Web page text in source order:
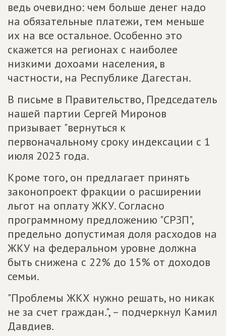
ведь очевидно: чем больше денег надо
на обязательные платежи, тем меньше
их на все остальное. Особенно это
скажется на регионах с наиболее
низкими дохоами населения, в
частности, на Республике Дагестан.
В письме в Правительство, Председатель
нашей партии Сергей Миронов
призывает "вернуться к
первоначальному сроку индексации с 1
июля 2023 года.
Кроме того, он предлагает принять
законопроект фракции о расширении
льгот на оплату ЖКУ. Согласно
программному предложению "СРЗП",
предельно допустимая доля расходов на
ЖКУ на федеральном уровне должна
быть снижена с 22% до 15% от доходов
семьи.
"Проблемы ЖКХ нужно решать, но никак
не за счет граждан.", – подчеркнул Камил
Давдиев.